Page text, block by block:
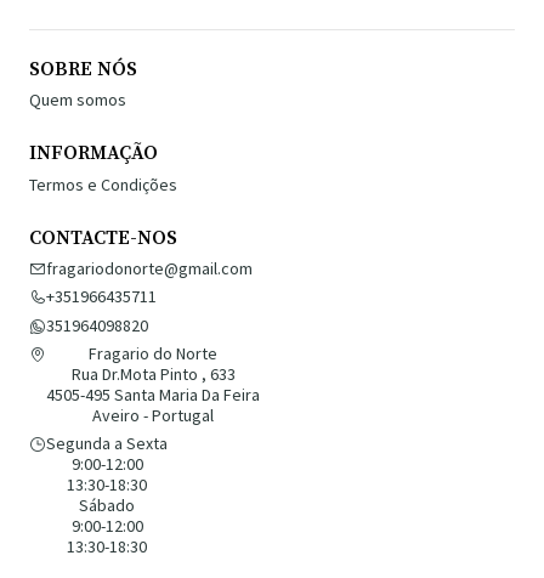
SOBRE NÓS
Quem somos
INFORMAÇÃO
Termos e Condições
CONTACTE-NOS
fragariodonorte@gmail.com
+351966435711
351964098820
Fragario do Norte
Rua Dr.Mota Pinto , 633
4505-495 Santa Maria Da Feira
Aveiro - Portugal
Segunda a Sexta
9:00-12:00
13:30-18:30
Sábado
9:00-12:00
13:30-18:30